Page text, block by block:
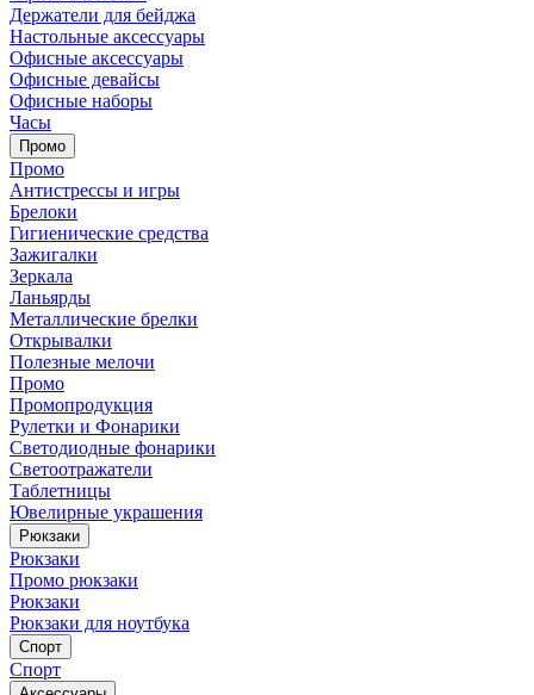
Держатели для бейджа
Настольные аксессуары
Офисные аксессуары
Офисные девайсы
Офисные наборы
Часы
Промо
Промо
Антистрессы и игры
Брелоки
Гигиенические средства
Зажигалки
Зеркала
Ланьярды
Металлические брелки
Открывалки
Полезные мелочи
Промо
Промопродукция
Рулетки и Фонарики
Светодиодные фонарики
Светоотражатели
Таблетницы
Ювелирные украшения
Рюкзаки
Рюкзаки
Промо рюкзаки
Рюкзаки
Рюкзаки для ноутбука
Спорт
Спорт